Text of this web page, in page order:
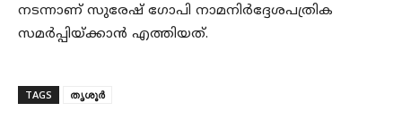
നടന്നാണ് സുരേഷ് ഗോപി നാമനിർദ്ദേശപത്രിക
സമർപ്പിയ്ക്കാൻ എത്തിയത്.
TAGS തൃശൂർ